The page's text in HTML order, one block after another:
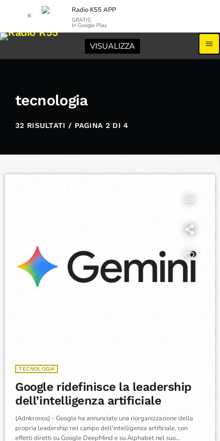
menu
tecnologia
32 RISULTATI / PAGINA 2 DI 4
insert_link
TECNOLOGIA
Google ridefinisce la leadership
dell’intelligenza artificiale
(Adnkronos) - Google ha annunciato una riorganizzazione della
propria leadership nel campo dell'intelligenza artificiale, con
effetti diretti su Google DeepMind e su Alphabet nel suo
✕
Radio K55 APP
GRATIS
In Google Play
VISUALIZZA